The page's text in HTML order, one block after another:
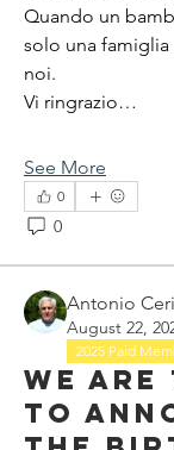
Quando un
solo una famiglia
noi.
Vi ringrazio…
See More
0
0
Antonio
August 22,
2025 Paid
We
to